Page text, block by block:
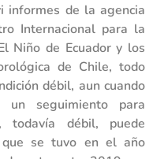
informes de la agencia
Internacional para la
Niño de Ecuador y los
de Chile, todo
débil, aun cuando
un seguimiento para
todavía débil, puede
que se tuvo en el año